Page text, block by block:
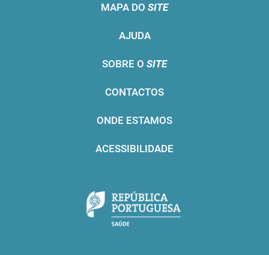
MAPA DO SITE
AJUDA
SOBRE O SITE
CONTACTOS
ONDE ESTAMOS
ACESSIBILIDADE